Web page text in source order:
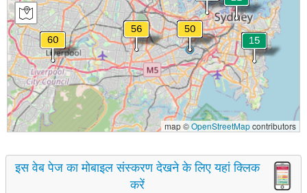
map ©OpenStreetMapcontributors
इस वेब पेज का मोबाइल संस्करण देखने के लिए यहां क्लिक
करें